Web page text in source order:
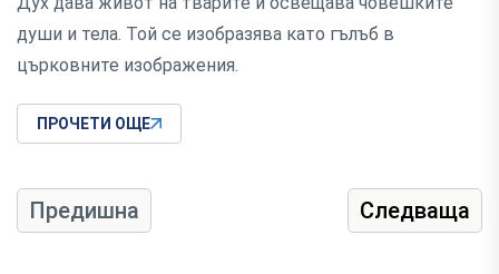
души и тела. Той се изобразява като гълъб в
църковните изображения.
ПРОЧЕТИ ОЩЕ
Предишна Следваща